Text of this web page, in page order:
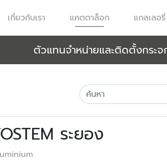
เกี่ยวกับเรา แคตตาล็อก แกลเลอรี่
ตัวแทนจำหน่ายและติดตั้งกระจ
ระยอง